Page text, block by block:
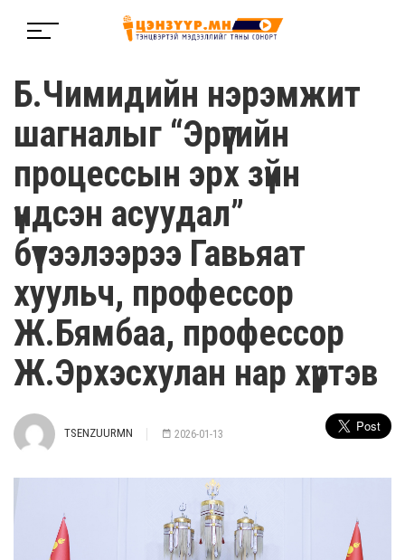
Б.Чимидийн нэрэмжит
шагналыг “Эрүүгийн
процессын эрх зүйн
үндсэн асуудал”
бүтээлээрээ Гавьяат
хуульч, профессор
Ж.Бямбаа, профессор
Ж.Эрхэсхулан нар хүртэв
TSENZUURMN 2026-01-13